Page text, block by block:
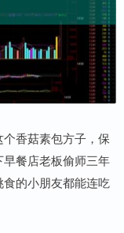
香菇素包方子，保
餐店老板偷师三年
的小朋友都能连吃